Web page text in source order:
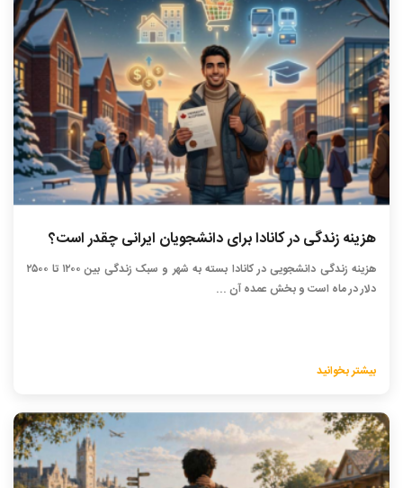
هزینه زندگی در کانادا برای دانشجویان ایرانی چقدر است؟
هزینه زندگی دانشجویی در کانادا بسته به شهر و سبک زندگی بین ۱۲۰۰ تا ۲۵۰۰
دلار در ماه است و بخش عمده آن ...
بیشتر بخوانید